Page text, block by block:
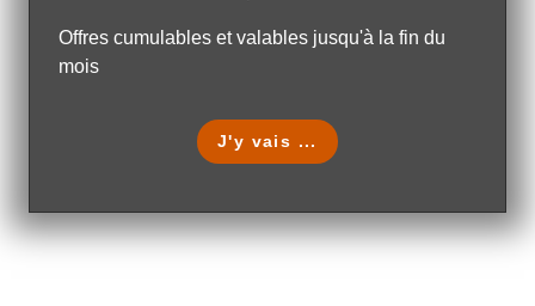
Offres cumulables et valables jusqu'à la fin du
mois
J'y vais ...